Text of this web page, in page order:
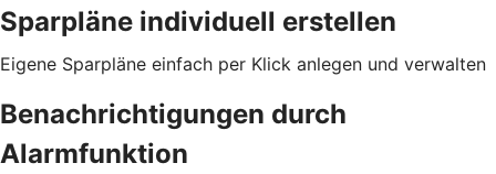
Sparpläne individuell erstellen
Eigene Sparpläne einfach per Klick anlegen und verwalten
Benachrichtigungen durch
Alarmfunktion